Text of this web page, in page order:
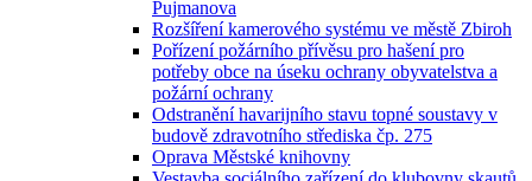
Pujmanova
Rozšíření kamerového systému ve městě Zbiroh
Pořízení požárního přívěsu pro hašení pro
potřeby obce na úseku ochrany obyvatelstva a
požární ochrany
Odstranění havarijního stavu topné soustavy v
budově zdravotního střediska čp. 275
Oprava Městské knihovny